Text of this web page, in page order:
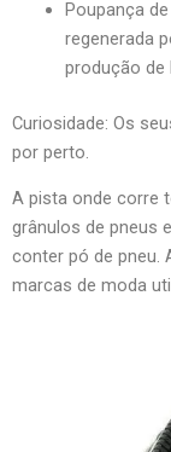
Poupança
regenerada
produção de
Curiosidade: Os
por perto.
A pista onde corre
grânulos de pneus
conter pó de pneu.
marcas de moda